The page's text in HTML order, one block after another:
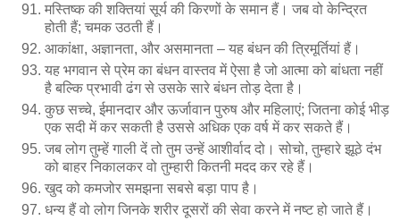
मस्तिष्क की शक्तियां सूर्य की किरणों के समान हैं। जब वो केन्द्रित
होती हैं; चमक उठती हैं।
आकांक्षा, अज्ञानता, और असमानता – यह बंधन की त्रिमूर्तियां हैं।
यह भगवान से प्रेम का बंधन वास्तव में ऐसा है जो आत्मा को बांधता नहीं
है बल्कि प्रभावी ढंग से उसके सारे बंधन तोड़ देता है।
कुछ सच्चे, ईमानदार और ऊर्जावान पुरुष और महिलाएं; जितना कोई भीड़
एक सदी में कर सकती है उससे अधिक एक वर्ष में कर सकते हैं।
जब लोग तुम्हें गाली दें तो तुम उन्हें आशीर्वाद दो। सोचो, तुम्हारे झूठे दंभ
को बाहर निकालकर वो तुम्हारी कितनी मदद कर रहे हैं।
खुद को कमजोर समझना सबसे बड़ा पाप है।
धन्य हैं वो लोग जिनके शरीर दूसरों की सेवा करने में नष्ट हो जाते हैं।